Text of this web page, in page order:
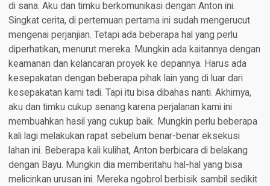
di sana. Aku dan timku berkomunikasi dengan Anton ini.
Singkat cerita, di pertemuan pertama ini sudah mengerucut
mengenai perjanjian. Tetapi ada beberapa hal yang perlu
diperhatikan, menurut mereka. Mungkin ada kaitannya dengan
keamanan dan kelancaran proyek ke depannya. Harus ada
kesepakatan dengan beberapa pihak lain yang di luar dari
kesepakatan kami tadi. Tapi itu bisa dibahas nanti. Akhirnya,
aku dan timku cukup senang karena perjalanan kami ini
membuahkan hasil yang cukup baik. Mungkin perlu beberapa
kali lagi melakukan rapat sebelum benar-benar eksekusi
lahan ini. Beberapa kali kulihat, Anton berbicara di belakang
dengan Bayu. Mungkin dia memberitahu hal-hal yang bisa
melicinkan urusan ini. Mereka ngobrol berbisik sambil sedikit